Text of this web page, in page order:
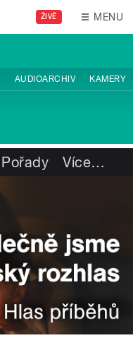
ŽIVĚ MENU
AUDIOARCHIV KAMERY
Pořady Více…